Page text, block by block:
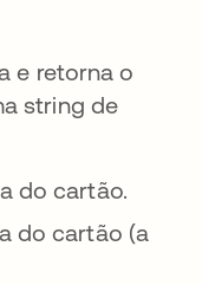
e retorna o
string de
do cartão.
do cartão (a